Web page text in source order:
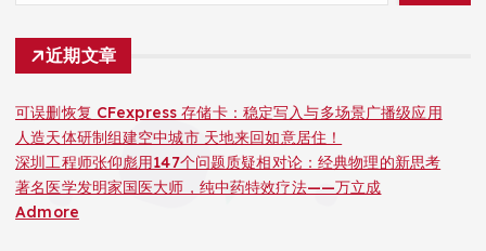
近期文章
可误删恢复 CFexpress 存储卡：稳定写入与多场景广播级应用
人造天体研制组建空中城市 天地来回如意居住！
深圳工程师张仰彪用147个问题质疑相对论：经典物理的新思考
著名医学发明家国医大师，纯中药特效疗法——万立成
Admore